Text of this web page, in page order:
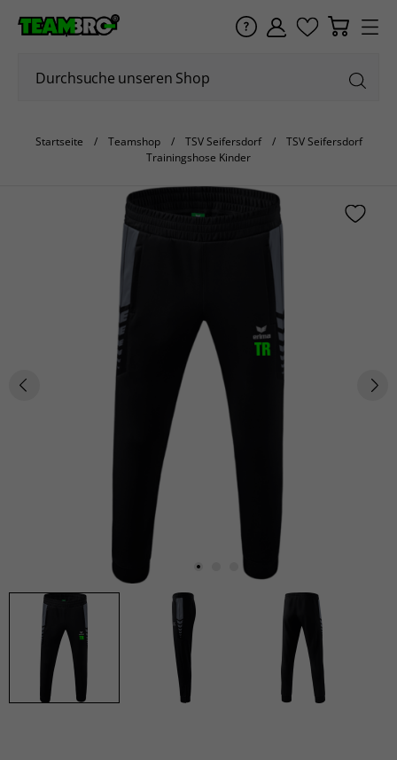
Startseite Teamshop TSV Seifersdorf
TSV Seifersdorf
Trainingshose Kinder